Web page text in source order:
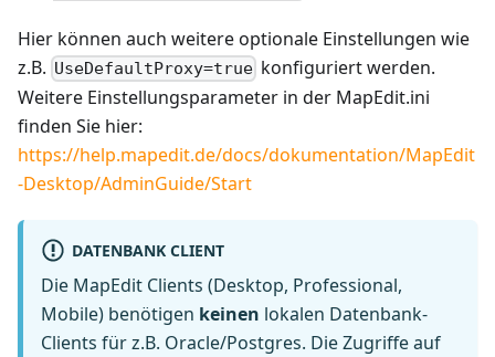
Hier können auch weitere optionale Einstellungen wie
z.B. UseDefaultProxy=true konfiguriert werden.
Weitere Einstellungsparameter in der MapEdit.ini
finden Sie hier:
https://help.mapedit.de/docs/dokumentation/MapEdit
-Desktop/AdminGuide/Start
DATENBANK CLIENT
Die MapEdit Clients (Desktop, Professional,
Mobile) benötigen keinen lokalen Datenbank-
Clients für z.B. Oracle/Postgres. Die Zugriffe auf